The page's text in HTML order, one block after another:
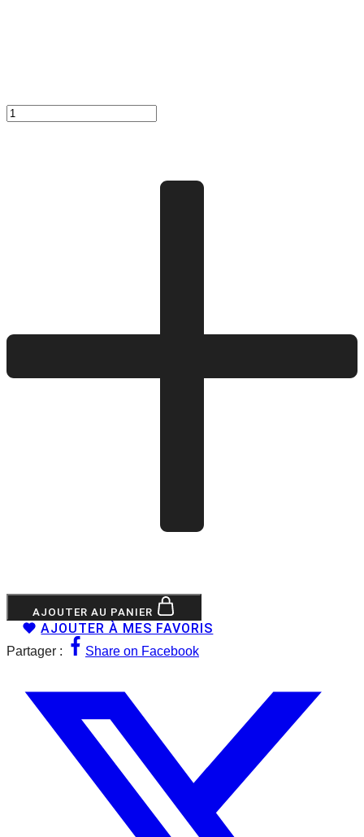
AJOUTER AU PANIER
AJOUTER À MES FAVORIS
Partager : Share on Facebook